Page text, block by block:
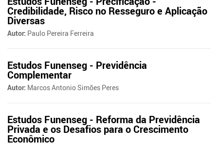
Credibilidade, Risco no Resseguro e Aplicação
Diversas
Autor: Paulo Pereira Ferreira
Estudos Funenseg - Previdência
Complementar
Autor: Marcos Antonio Simões Peres
Estudos Funenseg - Reforma da Previdência
Privada e os Desafios para o Crescimento
Econômico